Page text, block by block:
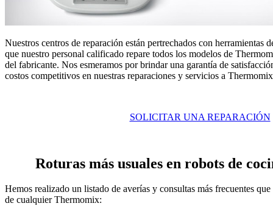
Nuestros centros de reparación están pertrechados con herramientas
que nuestro personal calificado repare todos los modelos de
del fabricante. Nos esmeramos por brindar una garantía de
costos competitivos en nuestras reparaciones y servicios a
SOLICITAR UNA REPARACIÓN
Roturas más usuales en robots de
Hemos realizado un listado de averías y consultas más frecuentes
de cualquier Thermomix: